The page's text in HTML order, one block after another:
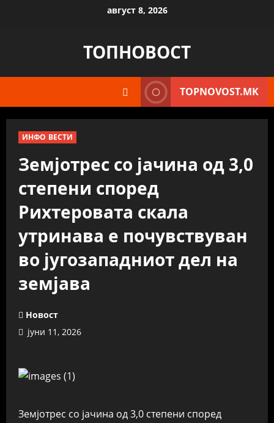
август 8, 2026
ТОПНОВОСТ
TOPNOVOST.MK
ИНФО ВЕСТИ
Земјотрес со јачина од 3,0
степени според
Рихтеровата скала
утринава е почувствуван
во југозападниот дел на
земјава
Новост
јуни 11, 2026
Земјотрес со јачина од 3,0 степени според